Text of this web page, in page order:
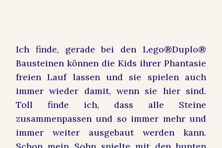
Ich finde, gerade bei den Lego®Duplo®
Bausteinen können die Kids ihrer Phantasie
freien Lauf lassen und sie spielen auch
immer wieder damit, wenn sie hier sind.
Toll finde ich, dass alle Steine
zusammenpassen und so immer mehr und
immer weiter ausgebaut werden kann.